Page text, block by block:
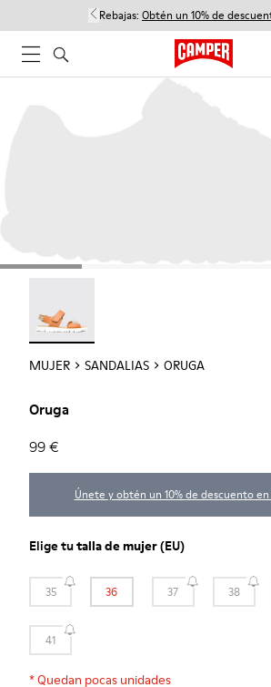
Rebajas: Obtén un 10% de
MUJER SANDALIAS ORUGA
Oruga
99 €
Únete y obtén un 10% de descuento
Elige tutalla de mujer(EU)
35 36 37 38
41
*Quedan pocas unidades